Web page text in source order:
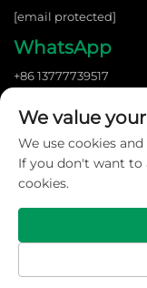
[email protected]
WhatsApp
+86 13777739517
Copyright © 2026
práva
We value
We use cookies
If you don't want to
cookies.